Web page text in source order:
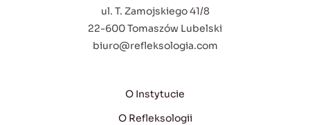
ul. T. Zamojskiego 41/8
22-600 Tomaszów Lubelski
biuro@refleksologia.com
O Instytucie
O Refleksologii